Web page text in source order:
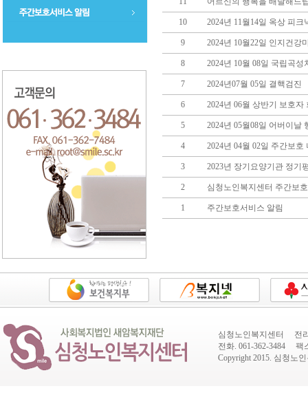
10 2024년 11월14일 옥상 피크
9 2024년 10월22일 인지건강
8 2024년 10월 08일 국립곡
7 2024년07월 05일 결핵검진
6 2024년 06월 상반기 보호자
5 2024년 05월08일 어버이날
4 2024년 04월 02일 주간보
3 2023년 장기요양기관 정기
2 심청노인복지센터 주간보
1 주간보호서비스 알림
심청노인복지센터 전
전화. 061-362-3484 팩
Copyright 2015. 심청노